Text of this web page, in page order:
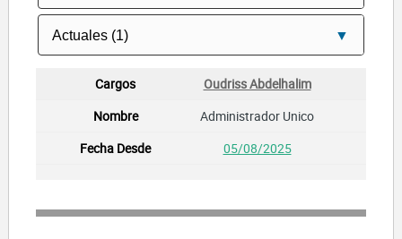
Oudriss Abdelhalim
Administrador Unico
05/08/2025